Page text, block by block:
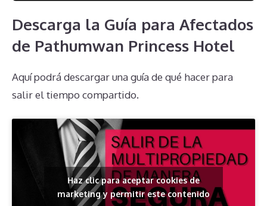
Descarga la Guía para Afectados
de Pathumwan Princess Hotel
Aquí podrá descargar una guía de qué hacer para
salir el tiempo compartido.
Haz clic para aceptar cookies de
marketing y permitir este contenido